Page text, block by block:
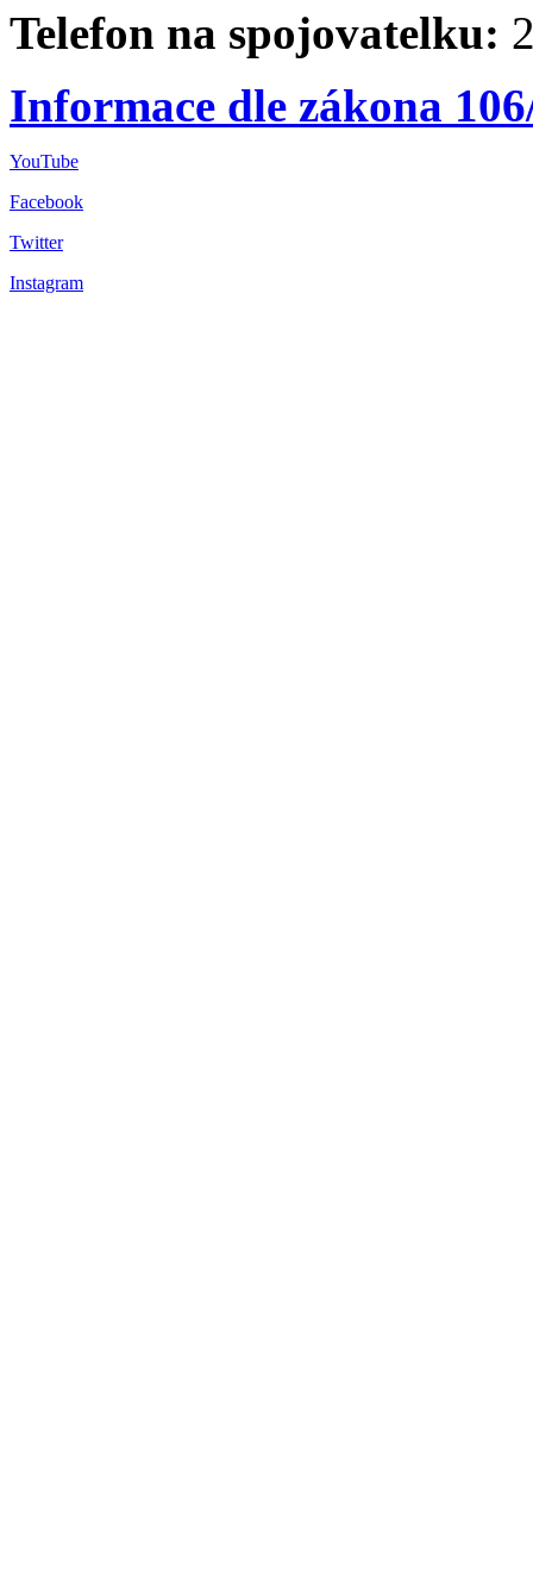
Telefon na spojovatelku:
Informace dle zákona
YouTube
Facebook
Twitter
Instagram